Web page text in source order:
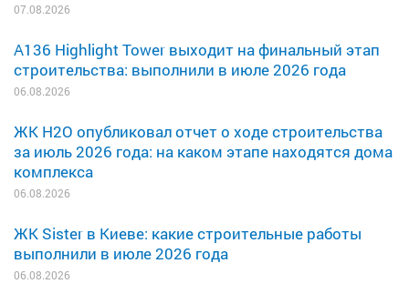
07.08.2026
A136 Highlight Tower выходит на финальный этап
строительства: выполнили в июле 2026 года
06.08.2026
ЖК H2O опубликовал отчет о ходе строительства
за июль 2026 года: на каком этапе находятся дома
комплекса
06.08.2026
ЖК Sister в Киеве: какие строительные работы
выполнили в июле 2026 года
06.08.2026